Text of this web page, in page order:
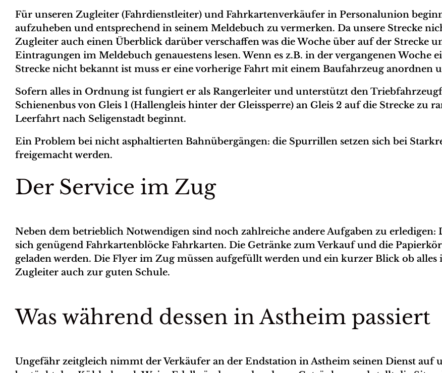
Für unseren Zugleiter (Fahrdienstleiter) und Fahrkartenverkäufer in Personalunion
aufzuheben und entsprechend in seinem Meldebuch zu vermerken. Da unsere Strecke
Zugleiter auch einen Überblick darüber verschaffen was die Woche über auf der Strecke
Eintragungen im Meldebuch genauestens lesen. Wenn es z.B. in der vergangenen Woche
Strecke nicht bekannt ist muss er eine vorherige Fahrt mit einem Baufahrzeug anordnen
Sofern alles in Ordnung ist fungiert er als Rangerleiter und unterstützt den
Schienenbus von Gleis 1 (Hallengleis hinter der Gleissperre) an Gleis 2 auf die Strecke zu
Leerfahrt nach Seligenstadt beginnt.
Ein Problem bei nicht asphaltierten Bahnübergängen: die Spurrillen setzen sich bei
freigemacht werden.
Der Service im Zug
Neben dem betrieblich Notwendigen sind noch zahlreiche andere Aufgaben zu
sich genügend Fahrkartenblöcke Fahrkarten. Die Getränke zum Verkauf und die
geladen werden. Die Flyer im Zug müssen aufgefüllt werden und ein kurzer Blick ob
Zugleiter auch zur guten Schule.
Was während dessen in Astheim passiert
Ungefähr zeitgleich nimmt der Verkäufer an der Endstation in Astheim seinen Dienst auf